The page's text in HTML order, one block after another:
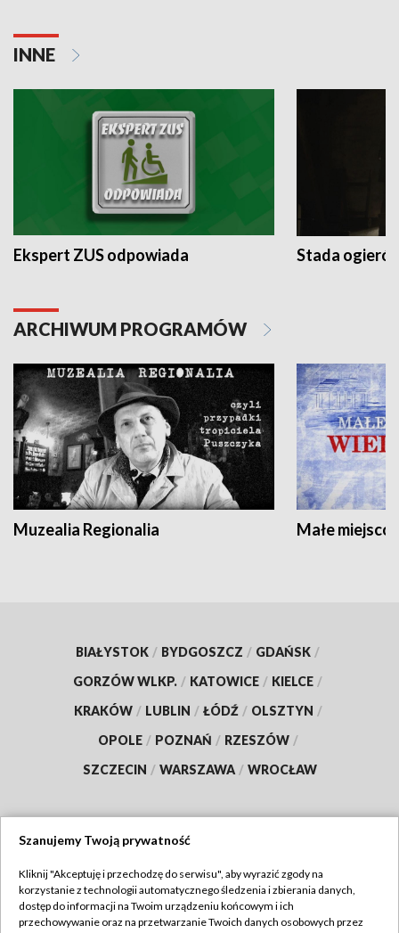
INNE
Ekspert ZUS odpowiada Stada
ARCHIWUM PROGRAMÓW
Muzealia Regionalia Małe
BIAŁYSTOK / BYDGOSZCZ / GDAŃSK /
GORZÓW WLKP. / KATOWICE / KIELCE /
KRAKÓW / LUBLIN / ŁÓDŹ / OLSZTYN /
OPOLE / POZNAŃ / RZESZÓW /
SZCZECIN / WARSZAWA / WROCŁAW
TVP
Abonament TVP
Regulamin TVP
Szanujemy Twoją prywatność
Kliknij "Akceptuję i przechodzę do serwisu", aby wyrazić zgody na
korzystanie z technologii automatycznego śledzenia i zbierania danych,
dostęp do informacji na Twoim urządzeniu końcowym i ich
przechowywanie oraz na przetwarzanie Twoich danych osobowych przez